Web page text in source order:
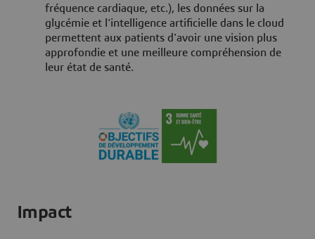
fréquence cardiaque, etc.), les données sur la
glycémie et l'intelligence artificielle dans le cloud
permettent aux patients d'avoir une vision plus
approfondie et une meilleure compréhension de
leur état de santé.
Impact